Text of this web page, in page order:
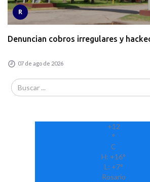
R
Denuncian cobros irregulares y
07 de ago de 2026
+12
°
C
H: +16°
L: +7°
Rosario